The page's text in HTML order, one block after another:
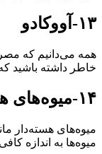
۱۳-آووکادو
همه می‌دانیم که
خاطر داشته باشید
۱۴-میوه‌های هسته‌دار
میوه‌های هسته‌دار
میوه‌ها به اندازه